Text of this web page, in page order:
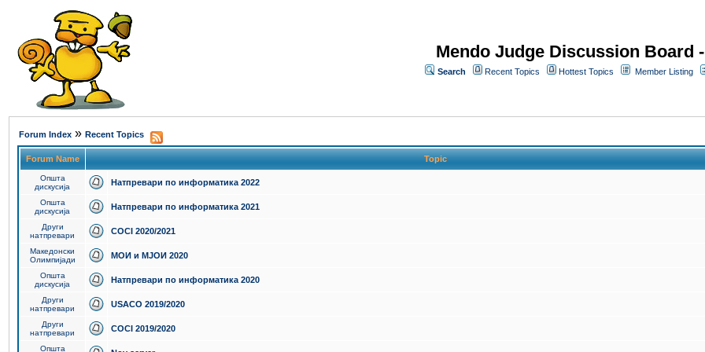
Mendo Judge Discussion Board
Search Recent Topics Hottest Topics Member Listing
Forum Index » Recent Topics
Forum Name Topic
Општа
дискусија
Натпревари по информатика 2022
Општа
дискусија
Натпревари по информатика 2021
Други
натпревари
COCI 2020/2021
Македонски
Олимпијади
МОИ и МЈОИ 2020
Општа
дискусија
Натпревари по информатика 2020
Други
натпревари
USACO 2019/2020
Други
натпревари
COCI 2019/2020
Општа